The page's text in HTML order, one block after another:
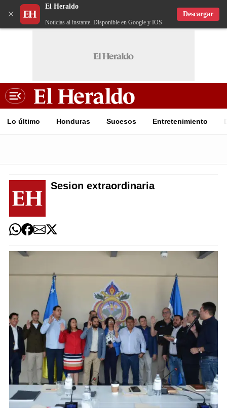
×
El Heraldo
Noticias al instante. Disponible en Google y IOS
Descargar
Lo último Honduras Sucesos Entretenimiento
Sesion extraordinaria